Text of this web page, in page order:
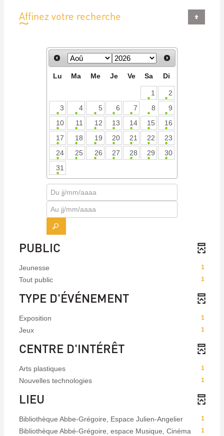
Affinez votre recherche
Lu Ma Me Je Ve Sa Di
1
2
3
4 5 6 7 8
9
10
11 12 13 14 15
16
17
18 19 20 21 22
23
24
25 26 27 28 29
30
31
Définir
une
plage
de
date
PUBLIC
1
Jeunesse
1
Tout public
TYPE D'ÉVÉNEMENT
1
Exposition
1
Jeux
CENTRE D'INTÉRÊT
1
Arts plastiques
1
Nouvelles technologies
LIEU
1
Bibliothèque Abbe-Grégoire, Espace Julien-Angelier
1
Bibliothèque Abbé-Grégoire, espace Musique, Cinéma